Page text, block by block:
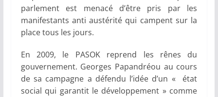
parlement est menacé d’être pris par les
manifestants anti austérité qui campent sur la
place tous les jours.
En 2009, le PASOK reprend les rênes du
gouvernement. Georges Papandréou au cours
de sa campagne a défendu l’idée d’un « état
social qui garantit le développement » comme